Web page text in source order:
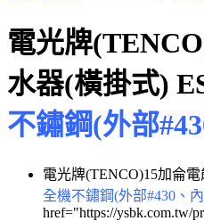
電光牌
水器(橫掛式)
不鏽鋼(外部
電光牌(TENCO)15加侖
全機不鏽鋼(外部#430、
href="https://ysbk.com.tw/